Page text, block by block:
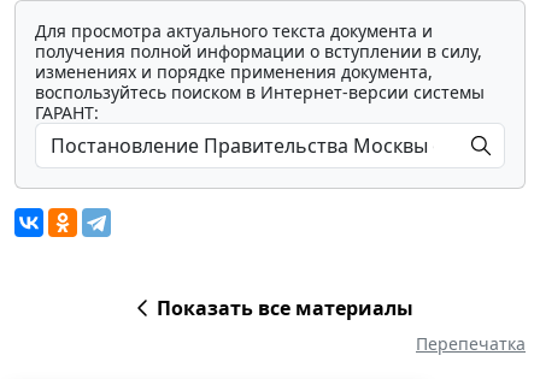
Для просмотра актуального текста документа и
получения полной информации о вступлении в силу,
изменениях и порядке применения документа,
воспользуйтесь поиском в Интернет-версии системы
ГАРАНТ:
Показать все материалы
Перепечатка